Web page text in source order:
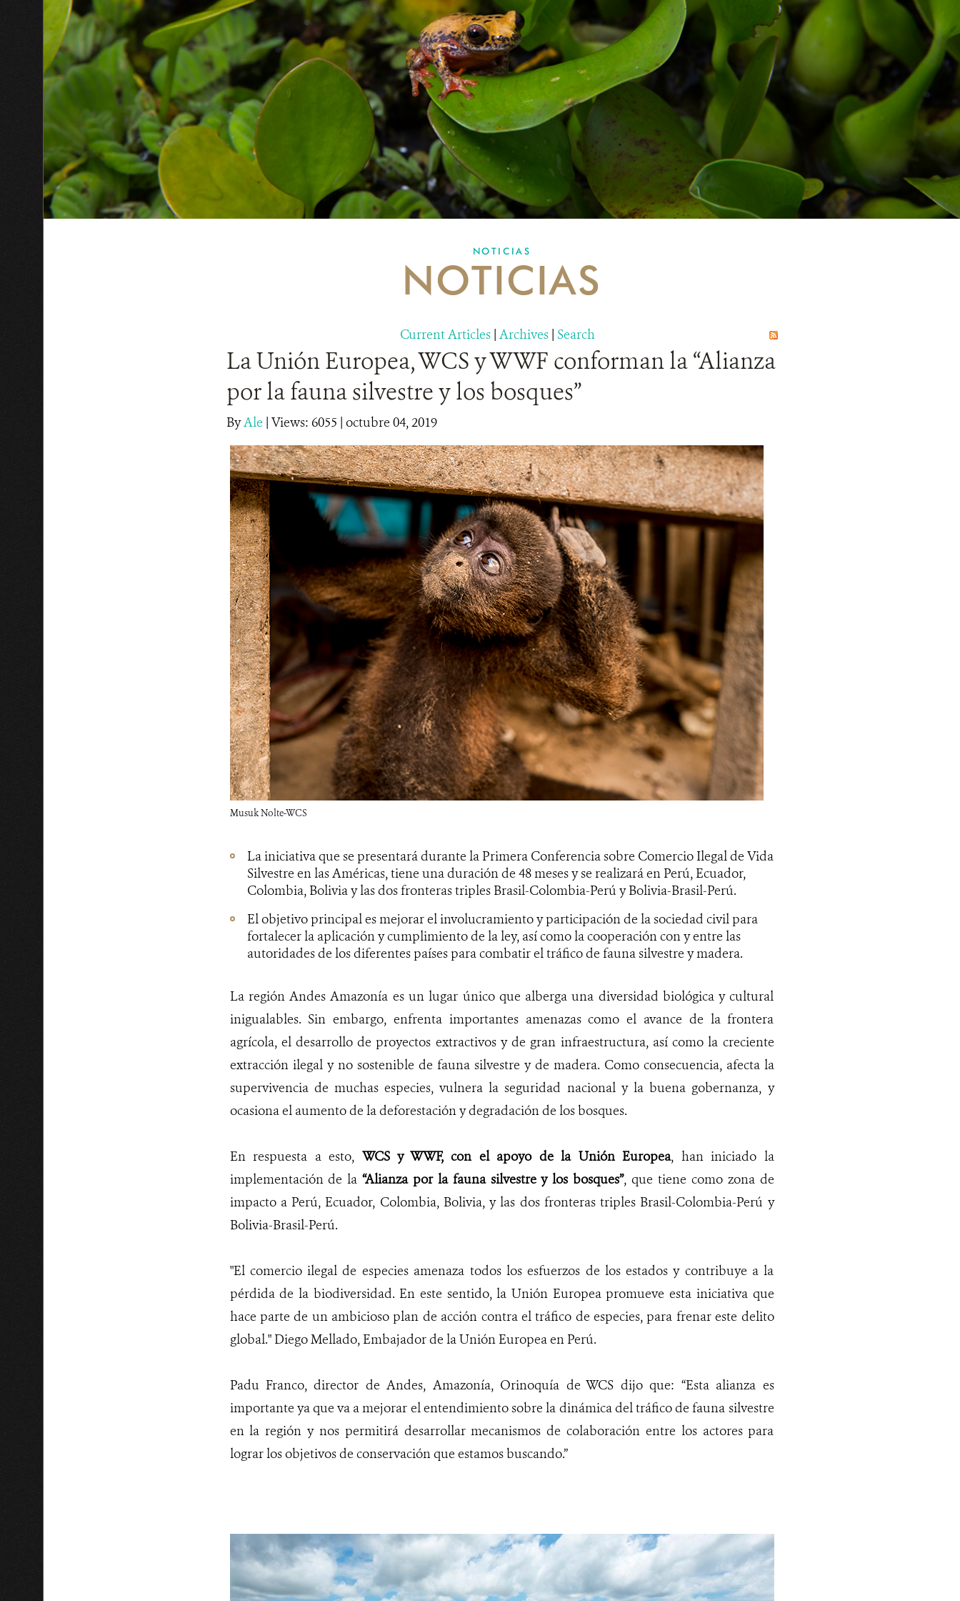
NOTICIAS
NOTICIAS
Current Articles | Archives | Search
La Unión Europea, WCS y WWF conforman la “Alianza
por la fauna silvestre y los bosques”
ByAle | Views: 6055 | octubre 04, 2019
Musuk Nolte-WCS
La iniciativa que se presentará durante la Primera Conferencia sobre Comercio Ilegal de Vida
Silvestre en las Américas, tiene una duración de 48 meses y se realizará en Perú, Ecuador,
Colombia, Bolivia y las dos fronteras triples Brasil-Colombia-Perú y Bolivia-Brasil-Perú.
El objetivo principal es mejorar el involucramiento y participación de la sociedad civil para
fortalecer la aplicación y cumplimiento de la ley, así como la cooperación con y entre las
autoridades de los diferentes países para combatir el tráfico de fauna silvestre y madera.
La región Andes Amazonía es un lugar único que alberga una diversidad biológica y cultural
inigualables. Sin embargo, enfrenta importantes amenazas como el avance de la frontera
agrícola, el desarrollo de proyectos extractivos y de gran infraestructura, así como la creciente
extracción ilegal y no sostenible de fauna silvestre y de madera. Como consecuencia, afecta la
supervivencia de muchas especies, vulnera la seguridad nacional y la buena gobernanza, y
ocasiona el aumento de la deforestación y degradación de los bosques.
En respuesta a esto, WCS y WWF, con el apoyo de la Unión Europea, han iniciado la
implementación de la“Alianza por la fauna silvestre y los bosques”, que tiene como zona de
impacto a Perú, Ecuador, Colombia, Bolivia, y las dos fronteras triples Brasil-Colombia-Perú y
Bolivia-Brasil-Perú.
"El comercio ilegal de especies amenaza todos los esfuerzos de los estados y contribuye a la
pérdida de la biodiversidad. En este sentido, la Unión Europea promueve esta iniciativa que
hace parte de un ambicioso plan de acción contra el tráfico de especies, para frenar este delito
global." Diego Mellado, Embajador de la Unión Europea en Perú.
Padu Franco, director de Andes, Amazonía, Orinoquía de WCS dijo que: “Esta alianza es
importante ya que va a mejorar el entendimiento sobre la dinámica del tráfico de fauna silvestre
en la región y nos permitirá desarrollar mecanismos de colaboración entre los actores para
lograr los objetivos de conservación que estamos buscando.”